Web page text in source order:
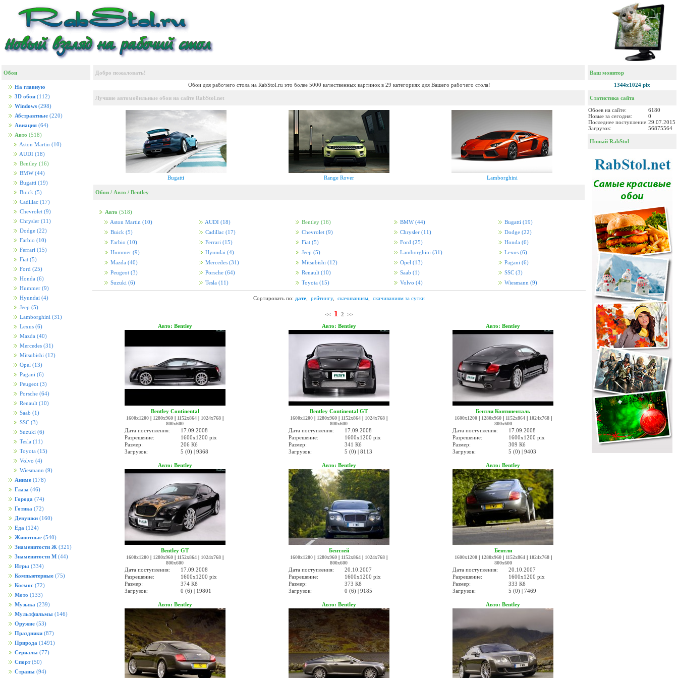
Обои
На главную
3D обои (112)
Windows (298)
Абстрактные (220)
Авиация (64)
Авто (518)
Aston Martin (10)
AUDI (18)
Bentley (16)
BMW(44)
Bugatti (19)
Buick (5)
Cadillac (17)
Chevrolet (9)
Chrysler (11)
Dodge (22)
Farbio (10)
Ferrari (15)
Fiat (5)
Ford (25)
Honda (6)
Hummer (9)
Hyundai (4)
Jeep (5)
Lamborghini (31)
Lexus (6)
Mazda (40)
Mercedes (31)
Mitsubishi (12)
Opel (13)
Pagani (6)
Peugeot (3)
Porsche (64)
Renault (10)
Saab (1)
SSC (3)
Suzuki (6)
Tesla (11)
Toyota (15)
Volvo (4)
Wiesmann (9)
Аниме (178)
Глаза (46)
Города (74)
Готика (72)
Девушки (160)
Еда (124)
Животные (540)
Знаменитости Ж (321)
Знаменитости М (44)
Игры (334)
Компьютерные (75)
Космос (72)
Мото (133)
Музыка (239)
Мультфильмы (146)
Оружие (53)
Праздники (87)
Природа (1491)
Сериалы (77)
Спорт (50)
Страны (94)
Добро пожаловать!
Обои для рабочего стола на RabStol.ru это более 5000 качественных картинок в 29 категориях для Вашего рабочего стола!
Лучшие автомобильные обои на сайте RabStol.net
Bugatti Range Rover Lamborghini
Обои / Авто / Bentley
Авто (518)
Aston Martin (10) AUDI (18) Bentley (16) BMW(44) Bugatti (19)
Buick (5) Cadillac (17) Chevrolet (9) Chrysler (11) Dodge (22)
Farbio (10) Ferrari (15) Fiat (5) Ford (25) Honda (6)
Hummer (9) Hyundai (4) Jeep (5) Lamborghini (31) Lexus (6)
Mazda (40) Mercedes (31) Mitsubishi (12) Opel (13) Pagani (6)
Peugeot (3) Porsche (64) Renault (10) Saab (1) SSC (3)
Suzuki (6) Tesla (11) Toyota (15) Volvo (4) Wiesmann (9)
Сортировать по: дате рейтингу, скачиваниям скачиваниям за сутки
<< 1 2 >>
Авто: Bentley
Bentley Continental
1600x1200 | 1280x960 | 1152x864 | 1024x768 |
800x600
Дата поступления:
17.09.2008
Разрешение:
1600x1200 pix
Размер:
206 Кб
Загрузок:
5 (0) | 9368
Авто: Bentley
Bentley Continental GT
1600x1200 | 1280x960 | 1152x864 | 1024x768 |
800x600
Дата поступления:
17.09.2008
Разрешение:
1600x1200 pix
Размер:
341 Кб
Загрузок:
5 (0) | 8113
Авто: Bentley
Бентли Континенталь
1600x1200| 1280x960| 1152x864| 1024x768|
800x600
Дата поступления:
17.09.2008
Разрешение:
1600x1200 pix
Размер:
309 Кб
Загрузок:
5 (0) | 9403
Авто: Bentley
Bentley GT
1600x1200 | 1280x960 | 1152x864 | 1024x768 |
800x600
Дата поступления:
17.09.2008
Разрешение:
1600x1200 pix
Размер:
374 Кб
Загрузок:
0 (6) | 19801
Авто: Bentley
Бентлей
1600x1200 | 1280x960 | 1152x864 | 1024x768 |
800x600
Дата поступления:
20.10.2007
Разрешение:
1600x1200 pix
Размер:
373 Кб
Загрузок:
0 (6) | 9185
Авто: Bentley
Бентли
1600x1200| 1280x960| 1152x864| 1024x768|
800x600
Дата поступления:
20.10.2007
Разрешение:
1600x1200 pix
Размер:
333 Кб
Загрузок:
5 (0) | 7469
Авто: Bentley Авто: Bentley Авто: Bentley
Ваш монитор
1344x1024 pix
Статистика сайта
Обоев на сайте:
6180
Новые за сегодня:
0
Последнее поступление:29.07.2015
Загрузок:
56875564
Новый RabStol